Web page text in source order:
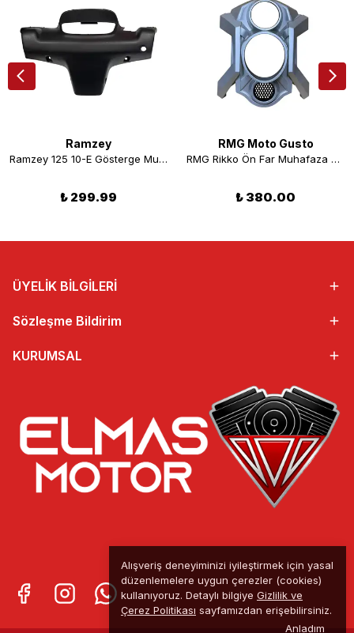
Alışveriş deneyiminizi iyileştirmek için yasal
düzenlemelere uygun çerezler (cookies)
kullanıyoruz. Detaylı bilgiye Gizlilik ve
Çerez Politikası sayfamızdan erişebilirsiniz.
Anladım
Ramzey
Ramzey 125 10-E Gösterge Muhafazası
₺ 299.99
RMG Moto Gusto
RMG Rikko Ön Far Muhafaza Gri
₺ 380.00
ÜYELİK BİLGİLERİ
Sözleşme Bildirim
KURUMSAL